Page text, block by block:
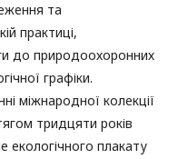
та
практиці,
до природоохоронних
графіки.
міжнародної колекції
тридцяти років
екологічного плакату